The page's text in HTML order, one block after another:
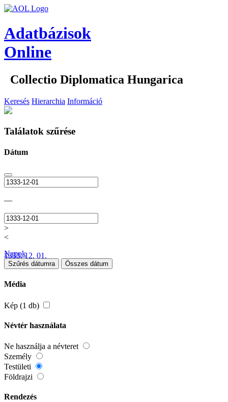
Adatbázisok
Online
Collectio Diplomatica Hungarica
Keresés Hierarchia Információ
Találatok szűrése
Dátum
—
>
<
1333. 12. 01.
Napok
Szűrés dátumra Összes dátum
Média
Kép (1 db)
Névtér használata
Ne használja a névteret
Személy
Testületi
Földrajzi
Rendezés